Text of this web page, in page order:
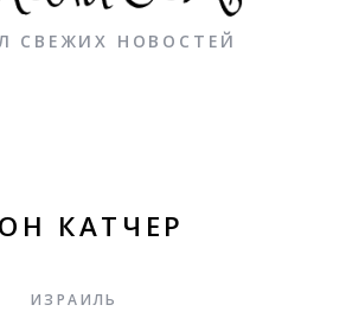
СВЕЖИХ НОВОСТЕЙ
КАТЧЕР
ИЗРАИЛЬ